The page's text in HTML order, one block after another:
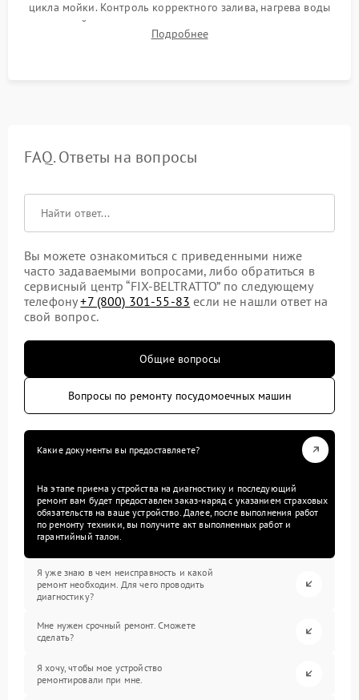
цикла мойки. Контроль корректного залива, нагрева воды
до нужной температуры, отсутствия посторонних шумов,
штатного слива и абсолютной сухости в поддоне.
Подробнее
FAQ. Ответы на вопросы
Вы можете ознакомиться с приведенными ниже
часто задаваемыми вопросами, либо обратиться в
сервисный центр “FIX-BELTRATTO” по следующему
телефону+7 (800) 301-55-83 если не нашли ответ на
свой вопрос.
Общие вопросы
Вопросы по ремонту посудомоечных машин
Какие документы вы предоставляете?
На этапе приема устройства на диагностику и последующий
ремонт вам будет предоставлен заказ-наряд с указанием страховых
обязательств на ваше устройство. Далее, после выполнения работ
по ремонту техники, вы получите акт выполненных работ и
гарантийный талон.
Я уже знаю в чем неисправность и какой
ремонт необходим. Для чего проводить
диагностику?
Мне нужен срочный ремонт. Сможете
сделать?
Я хочу, чтобы мое устройство
ремонтировали при мне.